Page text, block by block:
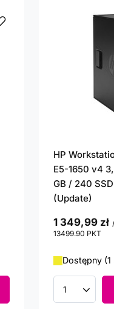
HP
E5-1650 v4
GB / 240
(Update)
1 349,99 zł
13499.90 PKT
Dostępny (1
Ilość